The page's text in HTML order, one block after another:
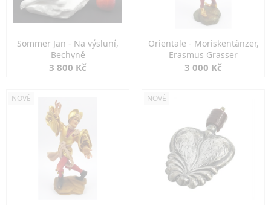
Sommer Jan - Na výsluní,
Bechyně
3 800 Kč
Orientale - Moriskentänzer,
Erasmus Grasser
3 000 Kč
NOVÉ NOVÉ